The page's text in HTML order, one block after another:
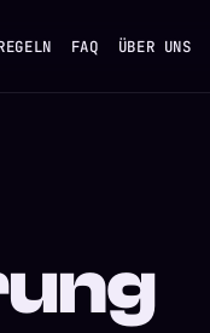
FAQ ÜBER UNS